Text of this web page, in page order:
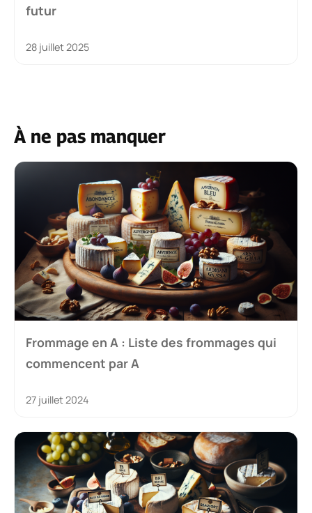
futur
28 juillet 2025
À ne pas manquer
Frommage en A : Liste des frommages qui
commencent par A
27 juillet 2024